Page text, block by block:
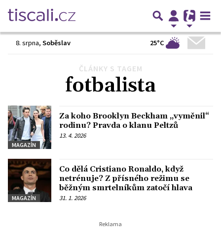
8. srpna, Soběslav 25°C
ČLÁNKY S TAGEM
fotbalista
MAGAZÍN
Za koho Brooklyn Beckham „vyměnil“
rodinu? Pravda o klanu Peltzů
13. 4. 2026
MAGAZÍN
Co dělá Cristiano Ronaldo, když
netrénuje? Z přísného režimu se
běžným smrtelníkům zatočí hlava
31. 1. 2026
4 Další